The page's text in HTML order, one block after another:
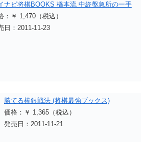
ナビ将棋BOOKS 橋本流 中終盤急所の一手
：￥ 1,470（税込）
日：2011-11-23
勝てる棒銀戦法 (将棋最強ブックス)
価格：￥ 1,365（税込）
発売日：2011-11-21